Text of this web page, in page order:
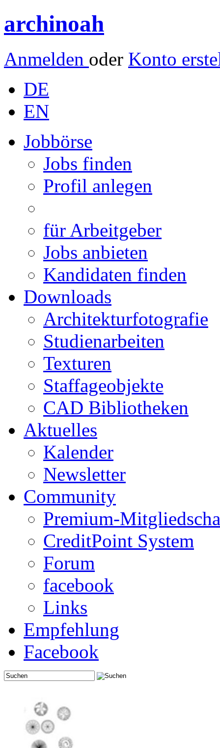
archinoah
Anmelden oder Konto
DE
EN
Jobbörse
Jobs finden
Profil anlegen
für Arbeitgeber
Jobs anbieten
Kandidaten finden
Downloads
Architekturfotografie
Studienarbeiten
Texturen
Staffageobjekte
CAD Bibliotheken
Aktuelles
Kalender
Newsletter
Community
Premium-
CreditPoint System
Forum
facebook
Links
Empfehlung
Facebook